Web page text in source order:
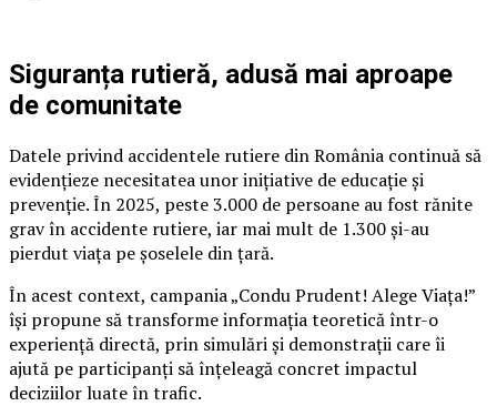
Siguranța rutieră, adusă mai aproape
de comunitate
Datele privind accidentele rutiere din România continuă să
evidențieze necesitatea unor inițiative de educație și
prevenție. În 2025, peste 3.000 de persoane au fost rănite
grav în accidente rutiere, iar mai mult de 1.300 și-au
pierdut viața pe șoselele din țară.
În acest context, campania „Condu Prudent! Alege Viața!”
își propune să transforme informația teoretică într-o
experiență directă, prin simulări și demonstrații care îi
ajută pe participanți să înțeleagă concret impactul
deciziilor luate în trafic.